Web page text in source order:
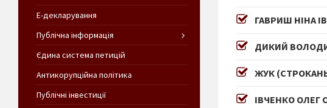
ГАВРИШ НІНА
ДИКИЙ
ЖУК
ІВЧЕНКО ОЛЕГ
Е-декларування
Публічна інформація
Єдина система петицій
Антикорупційна політика
Публічні інвестиції